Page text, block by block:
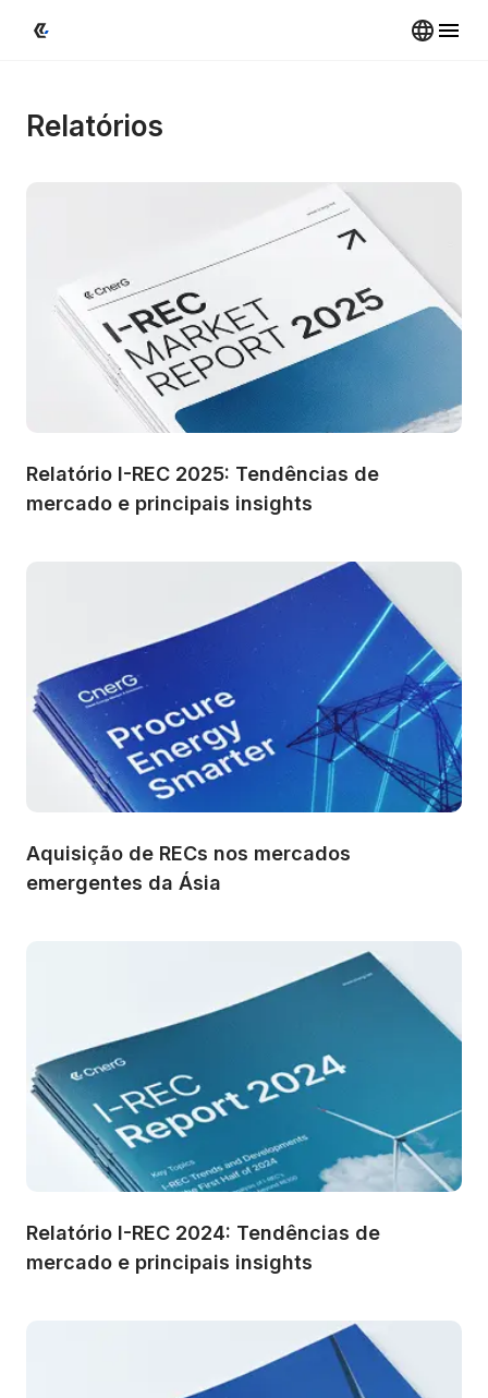
Relatórios
Relatório I-REC 2025: Tendências de
mercado e principais insights
Aquisição de RECs nos mercados
emergentes da Ásia
Relatório I-REC 2024: Tendências de
mercado e principais insights